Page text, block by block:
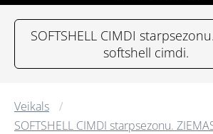
SOFTSHELL CIMDI
softshell cimdi.
Veikals
SOFTSHELL CIMDI starpsezonu.